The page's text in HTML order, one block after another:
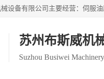
苏州布斯威机
Suzhou Busiwei